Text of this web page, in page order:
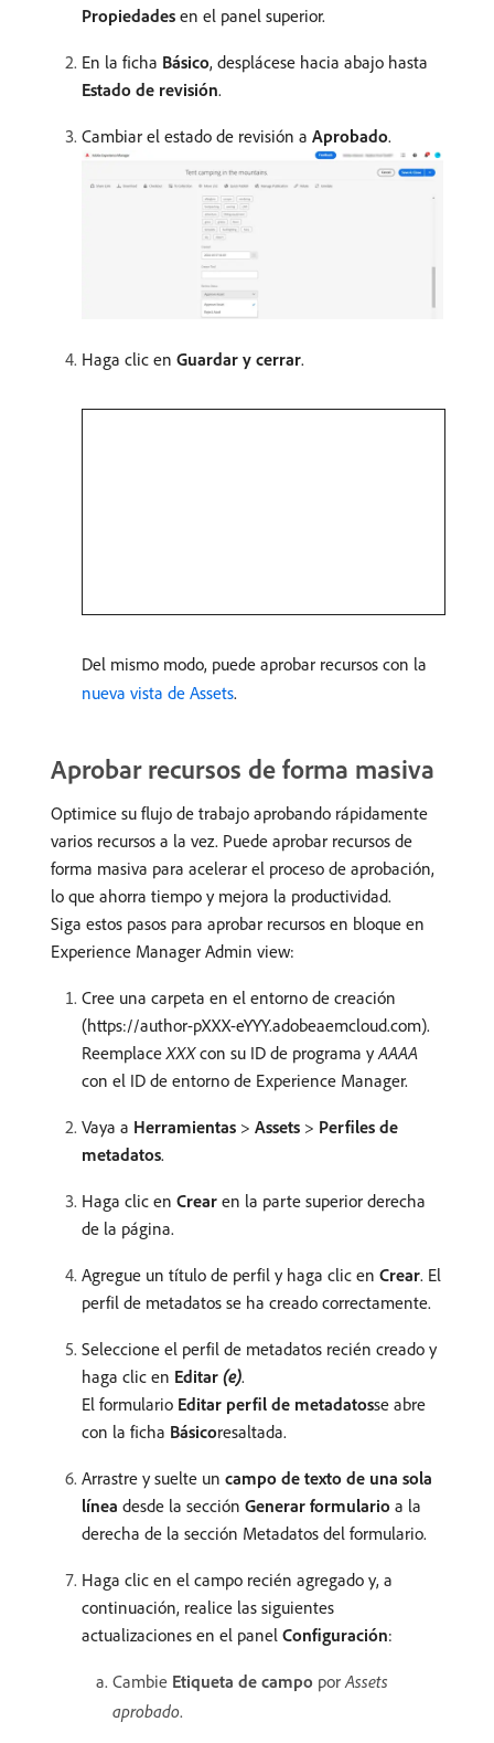
Propiedades en el panel superior.
En la ficha Básico, desplácese hacia abajo hasta
Estado de revisión.
Cambiar el estado de revisión a Aprobado.
Haga clic en Guardar y cerrar.
Del mismo modo, puede aprobar recursos con la
nueva vista de Assets.
Aprobar recursos de forma masiva
Optimice su flujo de trabajo aprobando rápidamente
varios recursos a la vez. Puede aprobar recursos de
forma masiva para acelerar el proceso de aprobación,
lo que ahorra tiempo y mejora la productividad.
Siga estos pasos para aprobar recursos en bloque en
Experience Manager Admin view:
Cree una carpeta en el entorno de creación
(https://author-pXXX-eYYY.adobeaemcloud.com).
Reemplace XXXcon su ID de programa yAAAA
con el ID de entorno de Experience Manager.
Vaya a Herramientas > Assets > Perfiles de
metadatos.
Haga clic en Crear en la parte superior derecha
de la página.
Agregue un título de perfil y haga clic en Crear. El
perfil de metadatos se ha creado correctamente.
Seleccione el perfil de metadatos recién creado y
haga clic en Editar (e).
El formulario Editar perfil de metadatos​se abre
con la ficha Básico​resaltada.
Arrastre y suelte un campo de texto de una sola
línea desde la sección Generar formulario a la
derecha de la sección Metadatos del formulario.
Haga clic en el campo recién agregado y, a
continuación, realice las siguientes
actualizaciones en el panel Configuración:
Cambie Etiqueta de campo por Assets
aprobado.